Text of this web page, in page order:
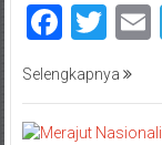
Selengkapnya